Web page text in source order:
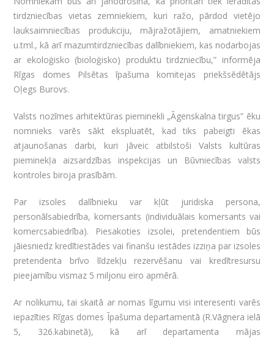
tirdzniecības vietas zemniekiem, kuri ražo, pārdod vietējo
lauksaimniecības produkciju, mājražotājiem, amatniekiem
u.tml., kā arī mazumtirdzniecības dalībniekiem, kas nodarbojas
ar ekoloģisko (bioloģisko) produktu tirdzniecību,” informēja
Rīgas domes Pilsētas īpašuma komitejas priekšsēdētājs
Oļegs Burovs.
Valsts nozīmes arhitektūras pieminekli „Āgenskalna tirgus” ēku
nomnieks varēs sākt ekspluatēt, kad tiks pabeigti ēkas
atjaunošanas darbi, kuri jāveic atbilstoši Valsts kultūras
pieminekļa aizsardzības inspekcijas un Būvniecības valsts
kontroles biroja prasībām.
Par izsoles dalībnieku var kļūt juridiska persona,
personālsabiedrība, komersants (individuālais komersants vai
komercsabiedrība). Piesakoties izsolei, pretendentiem būs
jāiesniedz kredītiestādes vai finanšu iestādes izziņa par izsoles
pretendenta brīvo līdzekļu rezervēšanu vai kredītresursu
pieejamību vismaz 5 miljonu eiro apmērā.
Ar nolikumu, tai skaitā ar nomas līgumu visi interesenti varēs
iepazīties Rīgas domes Īpašuma departamentā (R.Vāgnera ielā
5, 326.kabinetā), kā arī departamenta mājas